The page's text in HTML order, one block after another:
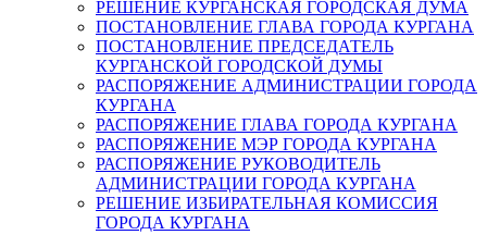
РЕШЕНИЕ КУРГАНСКАЯ ГОРОДСКАЯ ДУМА
ПОСТАНОВЛЕНИЕ ГЛАВА ГОРОДА КУРГАНА
ПОСТАНОВЛЕНИЕ ПРЕДСЕДАТЕЛЬ
КУРГАНСКОЙ ГОРОДСКОЙ ДУМЫ
РАСПОРЯЖЕНИЕ АДМИНИСТРАЦИИ ГОРОДА
КУРГАНА
РАСПОРЯЖЕНИЕ ГЛАВА ГОРОДА КУРГАНА
РАСПОРЯЖЕНИЕ МЭР ГОРОДА КУРГАНА
РАСПОРЯЖЕНИЕ РУКОВОДИТЕЛЬ
АДМИНИСТРАЦИИ ГОРОДА КУРГАНА
РЕШЕНИЕ ИЗБИРАТЕЛЬНАЯ КОМИССИЯ
ГОРОДА КУРГАНА